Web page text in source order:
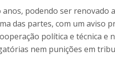
anos, podendo ser
das partes, com um aviso
política e técnica e
nem punições em